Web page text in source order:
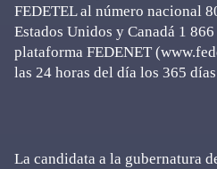
FEDETEL al número nacional
Estados Unidos y Canadá 1
plataforma FEDENET
las 24 horas del día los 365
La candidata a la gubernatura